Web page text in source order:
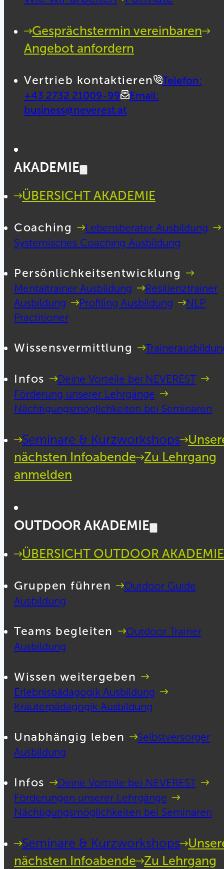
Gesprächstermin vereinbaren
Angebot anfordern
Vertrieb kontaktieren
Telefon:
+43 2732 21009-99
Email:
business@neverest.at
AKADEMIE
ÜBERSICHT AKADEMIE
Coaching
Lebensberater Ausbildung
Systemisches Coaching Ausbildung
Persönlichkeitsentwicklung
Mentaltrainer Ausbildung
Resilienztrainer
Ausbildung
Profiling Ausbildung
NLP
Practitioner
Wissensvermittlung
Infos
Deine Vorteile bei NEVEREST
Förderung unserer Lehrgänge
Nächtigungsmöglichkeiten bei Seminaren
Seminare & Kurzworkshops
nächsten Infoabende Zu Lehrgang
anmelden
OUTDOOR AKADEMIE
ÜBERSICHT OUTDOOR AKADEMIE
Gruppen führen
Outdoor Guide
Ausbildung
Teams begleiten
Outdoor Trainer
Ausbildung
Wissen weitergeben
Erlebnispädagogik Ausbildung
Kräuterpädagogik Ausbildung
Unabhängig leben
Selbstversorger
Ausbildung
Infos
Deine Vorteile bei NEVEREST
Förderungen unserer Lehrgänge
Nächtigungsmöglichkeiten bei Seminaren
Seminare & Kurzworkshops
nächsten Infoabende Zu Lehrgang